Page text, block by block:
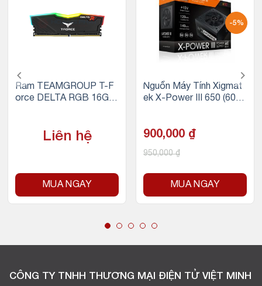
Ram TEAMGROUP T-F
orce DELTA RGB 16GB
Liên hệ
MUA NGAY
-5%
Nguồn Máy Tính Xigmat
ek X-Power III 650 (600
900,000 ₫
950,000₫
MUA NGAY
CÔNG TY TNHH THƯƠNG MẠI ĐIỆN TỬ VIỆT MINH